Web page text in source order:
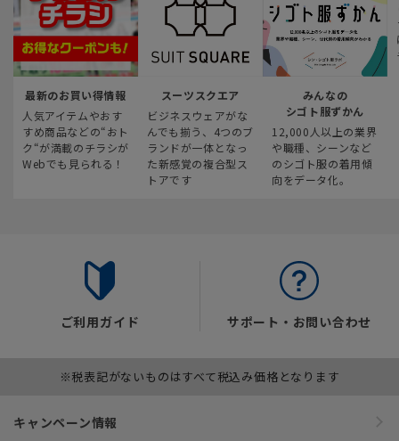
最新のお買い得情報
人気アイテムやおす
すめ商品などの“おト
ク“が満載のチラシが
Webでも見られる！
スーツスクエア
ビジネスウェアがな
んでも揃う、4つのブ
ランドが一体となっ
た新感覚の複合型ス
トアです
みんなの
シゴト服ずかん
12,000人以上の業界
や職種、シーンなど
のシゴト服の着用傾
向をデータ化。
ご利用ガイド サポート・お問い合わせ
※税表記がないものはすべて税込み価格となります
キャンペーン情報